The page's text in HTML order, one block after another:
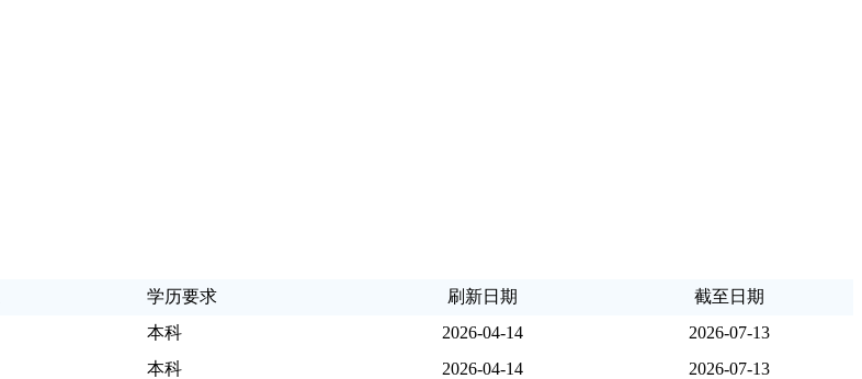
学历要求 刷新日期
截至日期
本科 2026-04-14
2026-07-13
本科 2026-04-14
2026-07-13